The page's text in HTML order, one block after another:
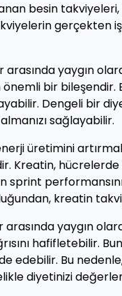
besin
gerçekten
yaygın
önemli bir
Dengeli bir
sağlayabilir.
üretimini
Kreatin,
sprint
kreatin
yaygın
hafifletebilir.
edebilir. Bu
diyetinizi